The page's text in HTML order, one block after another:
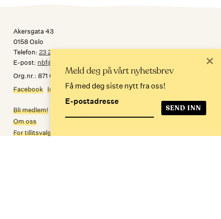
Akersgata 43
0158 Oslo
Telefon: 23 24 34 30
E-post: nbf@norskbibliotekforening.no
Org.nr.: 871 032 092
Facebook Instagram
Bli medlem!
Om oss
For tillitsvalgte
Meld deg på vårt nyhetsbrev
Få med deg siste nytt fra oss!
E-postadresse
×